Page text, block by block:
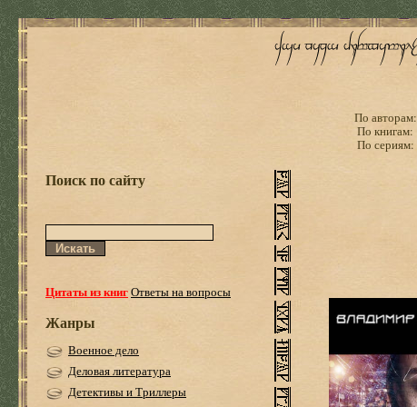
По авторам:
По книгам:
По сериям:
Поиск по сайту
Цитаты из книгОтветы на вопросы
Жанры
Военное дело
Деловая литература
Детективы и Триллеры